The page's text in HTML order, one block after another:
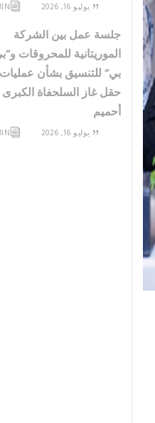
يوليو 16, 2026
جلسة عمل بين الشركة
الموريتانية للمحروقات
بي” للتنسيق بشأن عمليات
حقل غاز السلحفاة الكبرى
أحميم
يوليو 16, 2026